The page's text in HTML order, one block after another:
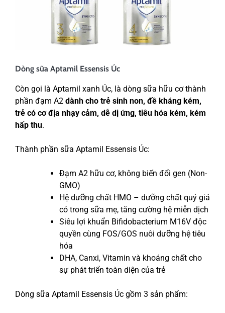
Dòng sữa Aptamil Essensis Úc
Còn gọi là Aptamil xanh Úc, là dòng sữa hữu cơ thành
phần đạm A2 dành cho trẻ sinh non, đề kháng kém,
trẻ có cơ địa nhạy cảm, dễ dị ứng, tiêu hóa kém, kém
hấp thu.
Thành phần sữa Aptamil Essensis Úc:
Đạm A2 hữu cơ, không biến đổi gen (Non-
GMO)
Hệ dưỡng chất HMO – dưỡng chất quý giá
có trong sữa mẹ, tăng cường hệ miễn dịch
Siêu lợi khuẩn Bifidobacterium M16V độc
quyền cùng FOS/GOS nuôi dưỡng hệ tiêu
hóa
DHA, Canxi, Vitamin và khoáng chất cho
sự phát triển toàn diện của trẻ
Dòng sữa Aptamil Essensis Úc gồm 3 sản phẩm: